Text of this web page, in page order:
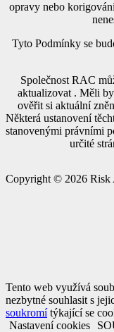
opravy nebo
Tyto Podmínky se
Společnost RAC
aktualizovat . Měli
ověřit si aktuální
Některá ustanovení
stanovenými právními
určité
Copyright © 2026 Risk
Tento web využívá
nezbytné souhlasit s
soukromítýkající se
Nastavení cookies